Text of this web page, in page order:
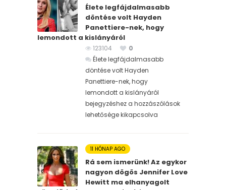
Élete legfájdalmasabb
döntése volt Hayden
Panettiere-nek, hogy
lemondott a kislányáról
123104
0
Élete legfájdalmasabb
döntése volt Hayden
Panettiere-nek, hogy
lemondott a kislányáról
bejegyzéshez a hozzászólások
lehetősége kikapcsolva
11 HÓNAP AGO
Rá sem ismerünk! Az egykor
nagyon dögös Jennifer Love
Hewitt ma elhanyagolt